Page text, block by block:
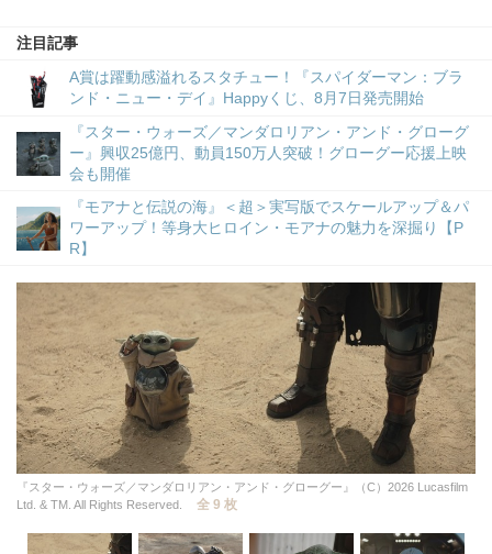
注目記事
A賞は躍動感溢れるスタチュー！『スパイダーマン：ブラ
ンド・ニュー・デイ』Happyくじ、8月7日発売開始
『スター・ウォーズ／マンダロリアン・アンド・グローグ
ー』興収25億円、動員150万人突破！グローグー応援上映
会も開催
『モアナと伝説の海』＜超＞実写版でスケールアップ＆パ
ワーアップ！等身大ヒロイン・モアナの魅力を深掘り【P
R】
『スター・ウォーズ／マンダロリアン・アンド・グローグー』（C）2026 Lucasfilm
Ltd. & TM. All Rights Reserved.
全 9 枚